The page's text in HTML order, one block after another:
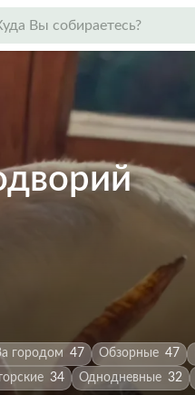
городом 47 Обзорные 47
34 Однодневные 32